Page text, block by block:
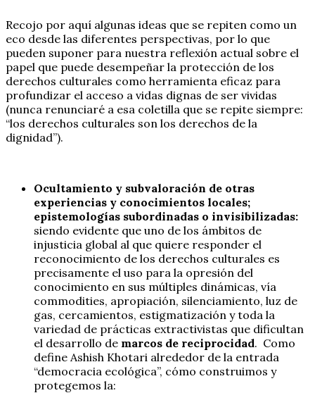
Recojo por aquí algunas ideas que se repiten como un
eco desde las diferentes perspectivas, por lo que
pueden suponer para nuestra reflexión actual sobre el
papel que puede desempeñar la protección de los
derechos culturales como herramienta eficaz para
profundizar el acceso a vidas dignas de ser vividas
(nunca renunciaré a esa coletilla que se repite siempre:
“los derechos culturales son los derechos de la
dignidad”).
Ocultamiento y subvaloración de otras
experiencias y conocimientos locales;
epistemologías subordinadas o invisibilizadas:
siendo evidente que uno de los ámbitos de
injusticia global al que quiere responder el
reconocimiento de los derechos culturales es
precisamente el uso para la opresión del
conocimiento en sus múltiples dinámicas, vía
commodities, apropiación, silenciamiento, luz de
gas, cercamientos, estigmatización y toda la
variedad de prácticas extractivistas que dificultan
el desarrollo de marcos de reciprocidad. Como
define Ashish Khotari alrededor de la entrada
“democracia ecológica”, cómo construimos y
protegemos la: